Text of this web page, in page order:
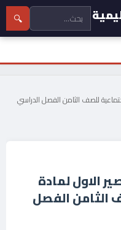
🔍
للصف الثامن الفصل الدراسي
الاول لمادة
الثامن الفصل